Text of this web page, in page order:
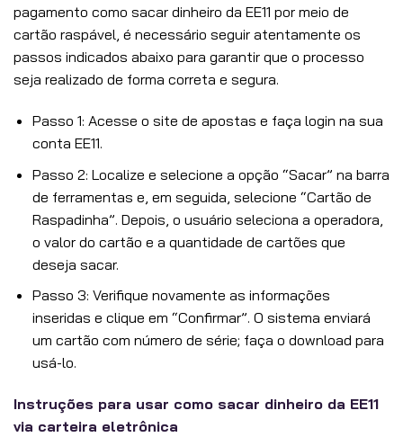
pagamento como sacar dinheiro da EE11 por meio de
cartão raspável, é necessário seguir atentamente os
passos indicados abaixo para garantir que o processo
seja realizado de forma correta e segura.
Passo 1: Acesse o site de apostas e faça login na sua
conta EE11.
Passo 2: Localize e selecione a opção “Sacar” na barra
de ferramentas e, em seguida, selecione “Cartão de
Raspadinha”. Depois, o usuário seleciona a operadora,
o valor do cartão e a quantidade de cartões que
deseja sacar.
Passo 3: Verifique novamente as informações
inseridas e clique em “Confirmar”. O sistema enviará
um cartão com número de série; faça o download para
usá-lo.
Instruções para usar como sacar dinheiro da EE11
via carteira eletrônica